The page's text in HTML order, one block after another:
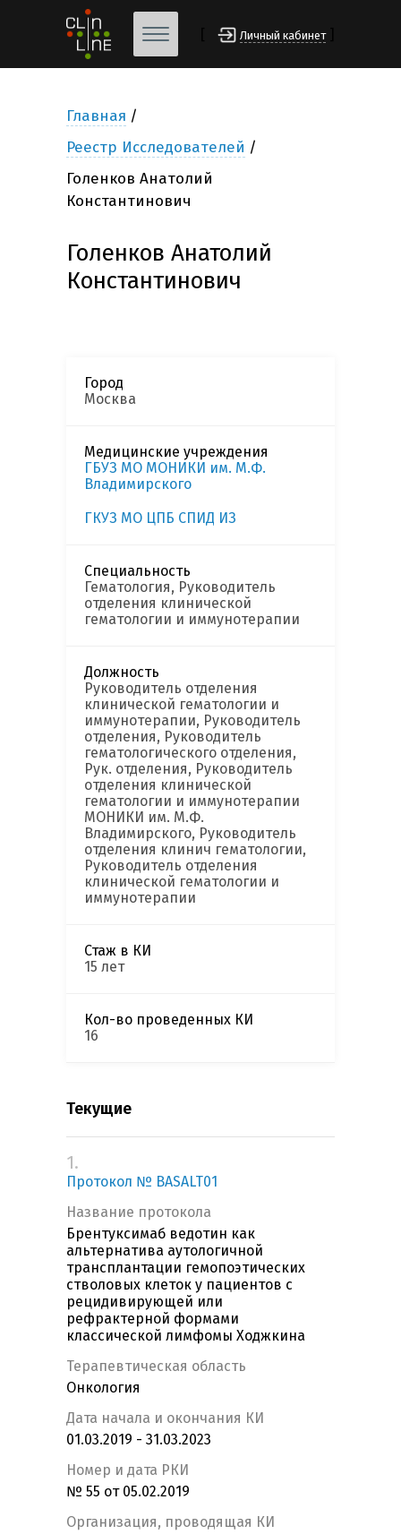
Личный кабинет
Главная
Реестр Исследователей
Голенков Анатолий
Константинович
Голенков Анатолий
Константинович
Город
Москва
Медицинские учреждения
ГБУЗ МО МОНИКИ им. М.Ф.
Владимирского
ГКУЗ МО ЦПБ СПИД ИЗ
Специальность
Гематология, Руководитель
отделения клинической
гематологии и иммунотерапии
Должность
Руководитель отделения
клинической гематологии и
иммунотерапии, Руководитель
отделения, Руководитель
гематологического отделения,
Рук. отделения, Руководитель
отделения клинической
гематологии и иммунотерапии
МОНИКИ им. М.Ф.
Владимирского, Руководитель
отделения клинич гематологии,
Руководитель отделения
клинической гематологии и
иммунотерапии
Стаж в КИ
15 лет
Кол-во проведенных КИ
16
Текущие
1.
Протокол № BASALT01
Название протокола
Брентуксимаб ведотин как
альтернатива аутологичной
трансплантации гемопоэтических
стволовых клеток у пациентов с
рецидивирующей или
рефрактерной формами
классической лимфомы Ходжкина
Терапевтическая область
Онкология
Дата начала и окончания КИ
01.03.2019 - 31.03.2023
Номер и дата РКИ
№ 55 от 05.02.2019
Организация, проводящая КИ